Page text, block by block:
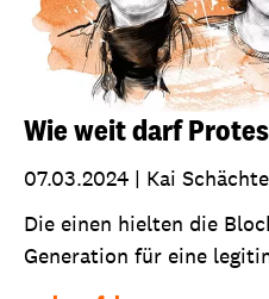
Wie weit darf
07.03.2024 | Kai
Die einen hielten die
Generation für eine